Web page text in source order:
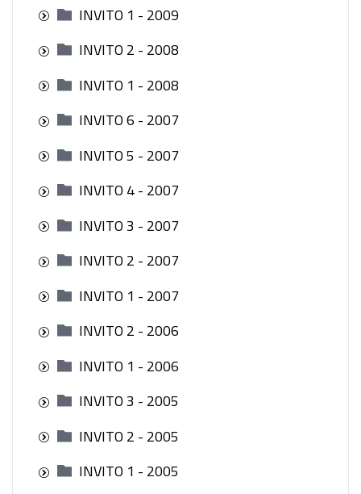
INVITO 1 - 2009
INVITO 2 - 2008
INVITO 1 - 2008
INVITO 6 - 2007
INVITO 5 - 2007
INVITO 4 - 2007
INVITO 3 - 2007
INVITO 2 - 2007
INVITO 1 - 2007
INVITO 2 - 2006
INVITO 1 - 2006
INVITO 3 - 2005
INVITO 2 - 2005
INVITO 1 - 2005